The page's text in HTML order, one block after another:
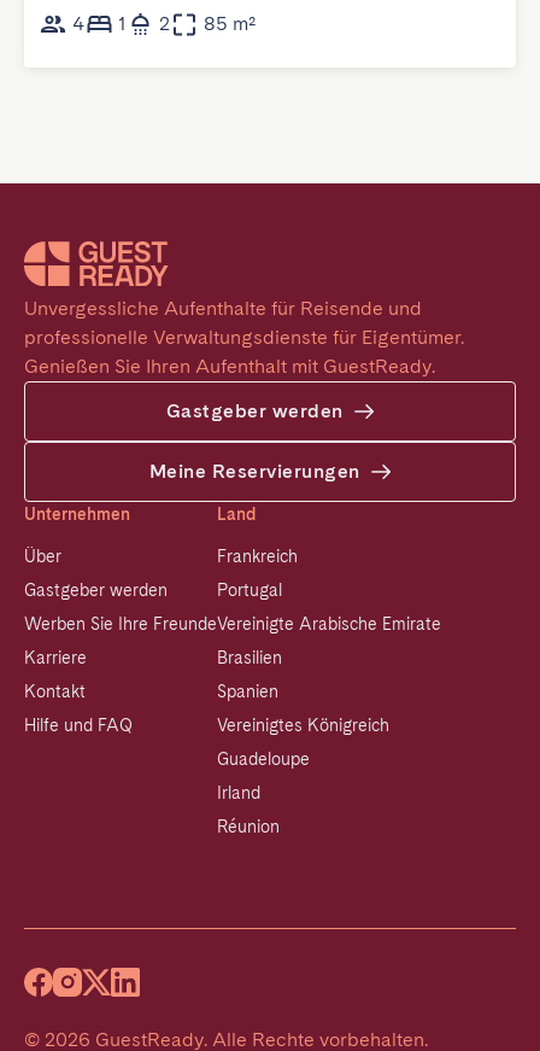
4
1 2 85 m²
Unvergessliche Aufenthalte für Reisende und
professionelle Verwaltungsdienste für Eigentümer.
Genießen Sie Ihren Aufenthalt mit GuestReady.
Gastgeber werden
Meine Reservierungen
Unternehmen
Über
Gastgeber werden
Werben Sie Ihre Freunde
Karriere
Kontakt
Hilfe und FAQ
Land
Frankreich
Portugal
Vereinigte Arabische Emirate
Brasilien
Spanien
Vereinigtes Königreich
Guadeloupe
Irland
Réunion
© 2026 GuestReady. Alle Rechte vorbehalten.